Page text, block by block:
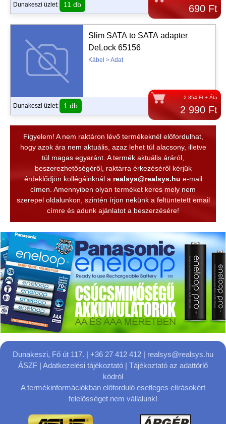
690 Ft
Dunakeszi üzlet: 11 db
2 354 Ft + Áfa
2 990 Ft
Slim SATA to SATA adapter
DeLock 65156
Kábel > Adat
Dunakeszi üzlet: 1 db
Figyelem! A nem raktáron lévő termékeknél előfordulhat,
hogy azok ára nem aktuális, azaz lehet túl alacsony, illetve
túl magas egyaránt. A termék aktuális áráról,
beszerezhetőségéről, raktárra érkezéséről kérjük
érdeklődjön kollégáinknál a realsys@realsys.hu e-mail
címen. Amennyiben olyan terméket keres mely nem
szerepel oldalunkon, szintén írjon nekünk a feltüntetett email
címre és adunk ajánlatot a beszerzésére!
Dunakeszi, Fő út 117. | +36 27 412 412 | realsys@realsys.hu
ÁSZF | Adatkezelési tájékoztató | Tájékoztató az adattörlő
kódról
A termékinformációkban előforduló esetleges elírásokért
felelősséget nem vállalunk!